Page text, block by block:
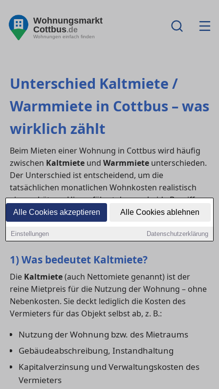
Alle Cookies akzeptieren Alle Cookies ablehnen
Einstellungen Datenschutzerklärung
Wohnungsmarkt
Cottbus.de
Wohnungen einfach finden
Unterschied Kaltmiete /
Warmmiete in Cottbus – was
wirklich zählt
Beim Mieten einer Wohnung in Cottbus wird häufig
zwischen Kaltmiete und Warmmiete unterschieden.
Der Unterschied ist entscheidend, um die
tatsächlichen monatlichen Wohnkosten realistisch
einzuschätzen. Hier erfährst du, was beide Begriffe
genau bedeuten, welche Nebenkosten dazugehören
– und worauf du bei deiner Mietkalkulation achten
solltest.
1) Was bedeutet Kaltmiete?
Die Kaltmiete(auch Nettomiete genannt) ist der
reine Mietpreis für die Nutzung der Wohnung – ohne
Nebenkosten. Sie deckt lediglich die Kosten des
Vermieters für das Objekt selbst ab, z. B.:
Nutzung der Wohnung bzw. des Mietraums
Gebäudeabschreibung, Instandhaltung
Kapitalverzinsung und Verwaltungskosten des
Vermieters